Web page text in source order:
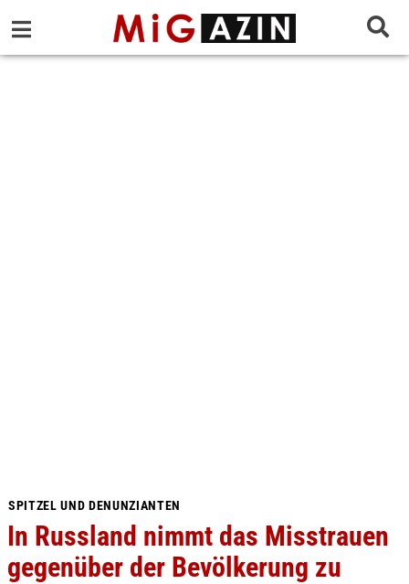
SPITZEL UND DENUNZIANTEN
In Russland nimmt das Misstrauen
gegenüber der Bevölkerung zu